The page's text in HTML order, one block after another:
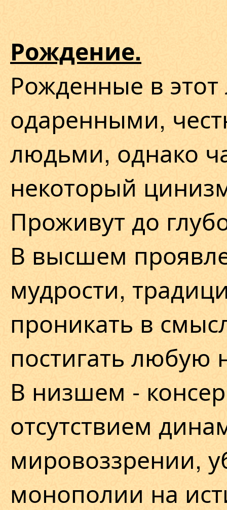
Рождение.
Рожденные в
одаренными,
людьми, однако
некоторый
Проживут до
В высшем
мудрости,
проникать в
постигать любую
В низшем -
отсутствием
мировоззрении,
монополии на